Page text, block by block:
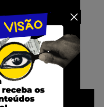
também poderão
do Mercado